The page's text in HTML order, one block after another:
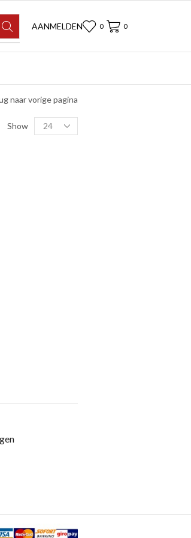
AANMELDEN 0 0
naar vorige pagina
Show